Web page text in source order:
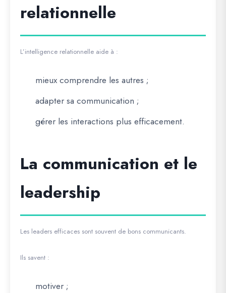
relationnelle
L’intelligence relationnelle aide à :
mieux comprendre les autres ;
adapter sa communication ;
gérer les interactions plus efficacement.
La communication et le
leadership
Les leaders efficaces sont souvent de bons communicants.
Ils savent :
motiver ;